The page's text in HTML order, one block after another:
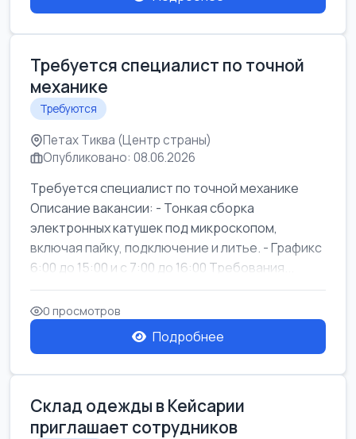
Требуется специалист по точной
механике
Требуются
Петах Тиква (Центр страны)
Опубликовано: 08.06.2026
Требуется специалист по точной механике
Описание вакансии: - Тонкая сборка
электронных катушек под микроскопом,
включая пайку, подключение и литье. - Графикс
6:00 до 15:00 и с 7:00 до 16:00 Требования...
0 просмотров
Подробнее
Склад одежды в Кейсарии
приглашает сотрудников